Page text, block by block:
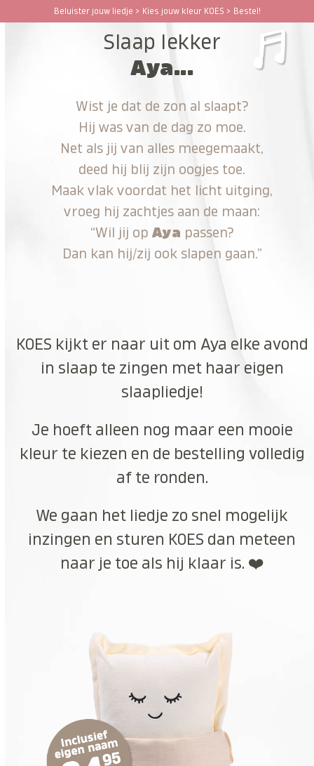
Beluister jouw liedje > Kies jouw kleur KOES > Bestel!
Open
Close
Slaap lekker
Aya...
Wist je dat de zon al slaapt?
Hij was van de dag zo moe.
Net als jij van alles meegemaakt,
deed hij blij zijn oogjes toe.
Maak vlak voordat het licht uitging,
vroeg hij zachtjes aan de maan:
“Wil jij op Aya passen?
Dan kan hij/zij ook slapen gaan.”
KOES kijkt er naar uit om Aya elke avond
in slaap te zingen met haar eigen
slaapliedje!
Je hoeft alleen nog maar een mooie
kleur te kiezen en de bestelling volledig
af te ronden.
We gaan het liedje zo snel mogelijk
inzingen en sturen KOES dan meteen
naar je toe als hij klaar is. ❤️